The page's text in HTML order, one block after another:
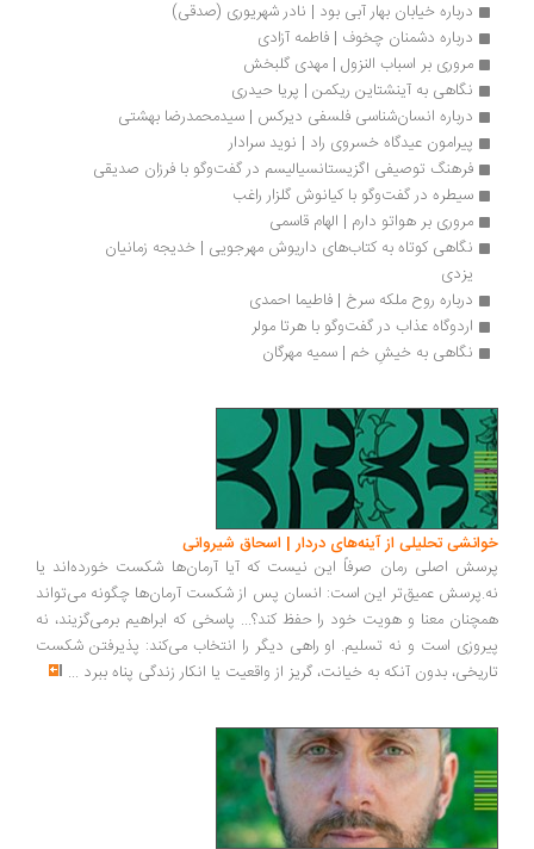
درباره خیابان بهار آبی بود | نادر شهریوری (صدقی)
درباره دشمنان چخوف | فاطمه آزادی
مروری بر اسباب النزول | مهدی گلبخش
نگاهی به آینشتاین ریکمن | پریا حیدری
درباره انسان‌شناسی فلسفی دیرکس | سیدمحمدرضا بهشتی
پیرامون عیدگاه خسروی راد | نوید سرادار
فرهنگ توصیفی اگزیستانسیالیسم در گفت‌وگو با فرزان صدیقی
سیطره در گفت‌وگو با کیانوش گلزار راغب
مروری بر هواتو دارم | الهام قاسمی
نگاهی کوتاه به کتاب‌های داریوش مهرجویی | خدیجه زمانیان
درباره روح ملکه سرخ | فاطیما احمدی
اردوگاه عذاب در گفت‌وگو با هرتا مولر
نگاهی به خیشِ خم | سمیه مهرگان
تحلیلی از آینه‌های دردار | اسحاق شیروانی
اصلی رمان صرفاً این نیست که آیا آرمان‌ها شکست خورده‌اند یا
عمیق‌تر این است: انسان پس از شکست آرمان‌ها چگونه می‌تواند
معنا و هویت خود را حفظ کند؟... پاسخی که ابراهیم برمی‌گزیند، نه
است و نه تسلیم. او راهی دیگر را انتخاب می‌کند: پذیرفتن شکست
بدون آنکه به خیانت، گریز از واقعیت یا انکار زندگی پناه ببرد...